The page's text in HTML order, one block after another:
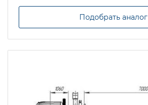
Подобрать аналог